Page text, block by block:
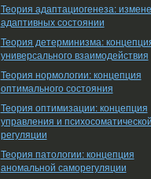
Теория адаптациогенеза:
адаптивных состоянии
Теория детерминизма:
универсального взаимодействия
Теория нормологии: концепция
оптимального состояния
Теория оптимизации: концепция
управления и психосоматической
регуляции
Теория патологии: концепция
аномальной саморегуляции